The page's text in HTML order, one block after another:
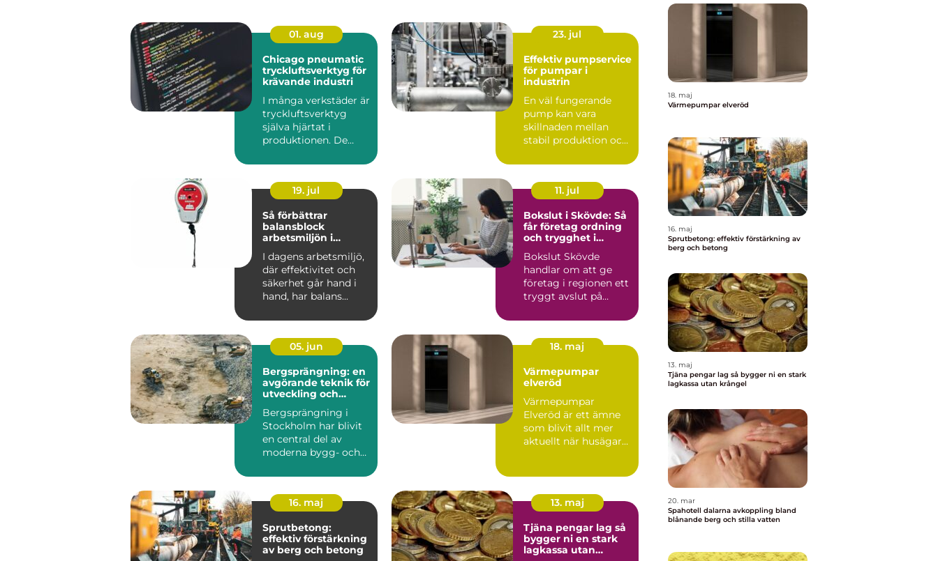
01. aug
Chicago pneumatic
tryckluftsverktyg för
krävande industri
I många verkstäder är
tryckluftsverktyg
själva hjärtat i
produktionen. De
slipn...
23. jul
Effektiv pumpservice
för pumpar i
industrin
En väl fungerande
pump kan vara
skillnaden mellan
stabil produktion och
driftstopp. I...
19. jul
Så förbättrar
balansblock
arbetsmiljön i
I dagens arbetsmiljö,
där effektivitet och
säkerhet går hand i
hand, har balans...
11. jul
Bokslut i Skövde: Så
får företag ordning
och trygghet i
Bokslut Skövde
handlar om att ge
företag i regionen ett
tryggt avslut på
05. jun
Bergsprängning: en
avgörande teknik för
utveckling och
Bergsprängning i
Stockholm har blivit
en central del av
moderna bygg- och
18. maj
Värmepumpar
elveröd
Värmepumpar
Elveröd är ett ämne
som blivit allt mer
aktuellt när husägare
16. maj
Sprutbetong:
effektiv förstärkning
av berg och betong
13. maj
Tjäna pengar lag så
bygger ni en stark
lagkassa utan
18. maj
Värmepumpar elveröd
16. maj
Sprutbetong: effektiv förstärkning av
berg och betong
13. maj
Tjäna pengar lag så bygger ni en stark
lagkassa utan krångel
20. mar
Spahotell dalarna avkoppling bland
blånande berg och stilla vatten